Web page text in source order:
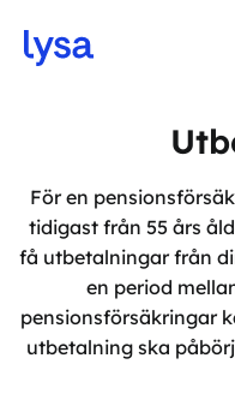
För en
tidigast från 55 års
få utbetalningar från
en period
pensionsförsäkringar
utbetalning ska